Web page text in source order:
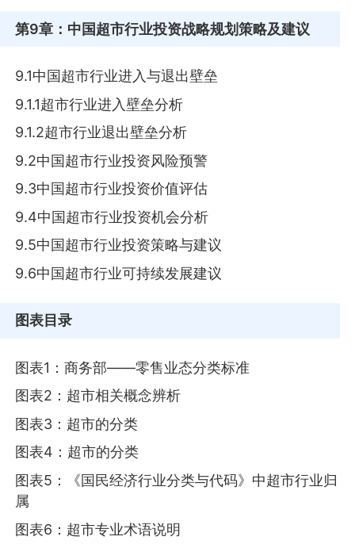
第9章 ：中国超市行业投资战略规划策略及建议
9.1中国超市行业进入与退出壁垒
9.1.1超市行业进入壁垒分析
9.1.2超市行业退出壁垒分析
9.2中国超市行业投资风险预警
9.3中国超市行业投资价值评估
9.4中国超市行业投资机会分析
9.5中国超市行业投资策略与建议
9.6中国超市行业可持续发展建议
图表目录
图表1：商务部——零售业态分类标准
图表2：超市相关概念辨析
图表3：超市的分类
图表4：超市的分类
图表5：《国民经济行业分类与代码》中超市行业归
属
图表6：超市专业术语说明